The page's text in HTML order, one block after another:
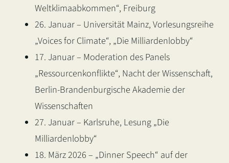
Weltklimaabkommen“, Freiburg
26. Januar – Universität Mainz, Vorlesungsreihe
„Voices for Climate“, „Die Milliardenlobby“
17. Januar – Moderation des Panels
„Ressourcenkonflikte“, Nacht der Wissenschaft,
Berlin-Brandenburgische Akademie der
Wissenschaften
27. Januar – Karlsruhe, Lesung „Die
Milliardenlobby“
18. März 2026 – „Dinner Speech“ auf der